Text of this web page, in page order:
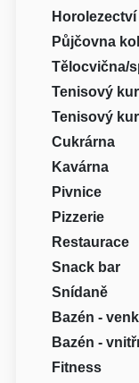
Horolezectví
Půjčovna kol
Tělocvična/
Tenisový
Tenisový
Cukrárna
Kavárna
Pivnice
Pizzerie
Restaurace
Snack bar
Snídaně
Bazén -
Bazén -
Fitness